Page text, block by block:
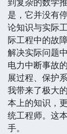
是，它并没有
论知识与实际
际工程中的故
解决实际问题
电力中断事故
展过程、保护
我带来了极大
本上的知识，
统工程师。这
手。